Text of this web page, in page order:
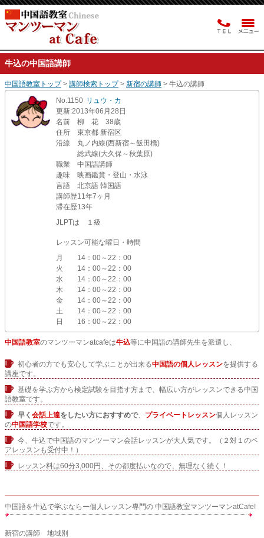
牛込の中国語講師
中国語教室トップ> 講師検索トップ> 新宿の講師 > 牛込の講師
No.1150 リュウ・カ
更新:2013年06月28日
名前
柳 花 38歳
住所
東京都 新宿区
沿線
丸ノ内線(西新宿～飯田橋)
総武線(大久保～秋葉原)
職業
中国語講師
趣味
映画鑑賞・登山・水泳
言語
北京語 韓国語
講師歴11年7ヶ月
滞在歴13年
JLPTは １級
レッスン可能な曜日・時間
月
14：00～22：00
火
14：00～22：00
水
14：00～22：00
木
14：00～22：00
金
14：00～22：00
土
14：00～22：00
日
16：00～22：00
中国語教室のマンツーマンatcafeは牛込等に中国語の講師先生を派遣し、
初心者の方でも安心して学ぶことが出来る中国語の個人レッスンを提供する
講座です。
基礎を学ぶ方から検定試験を目指す方まで、幅広い方がレッスンできる中国
語教室です。
早く 会話上達をしたい方におすすめで、 プライベートレッスン個人レッスン
の中国語学校です。
今、牛込で中国語のマンツーマン会話レッスンが大人気です。（２対１のペ
アレッスンも受付中！）
レッスン料は60分3,000円、その都度払いなので、無理なく続く！
中国語を牛込で学ぶならー個人レッスン専門の 中国語教室マンツーマンatCafe!
新宿の講師 地域別